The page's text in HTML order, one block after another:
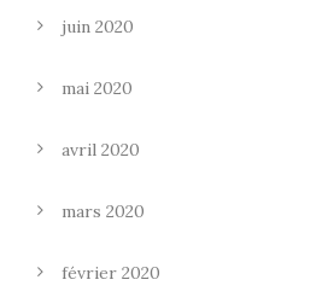
juin 2020
mai 2020
avril 2020
mars 2020
février 2020